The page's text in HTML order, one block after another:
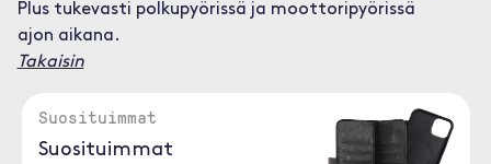
Plus tukevasti polkupyörissä ja moottoripyörissä
ajon aikana.
Takaisin
Suosituimmat
Suosituimmat